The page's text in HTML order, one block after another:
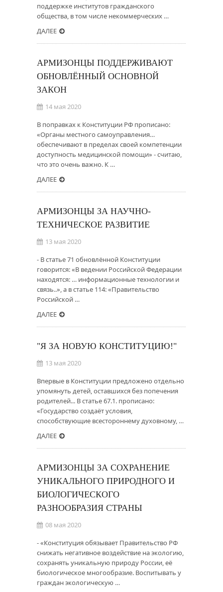
поддержке институтов гражданского
общества, в том числе некоммерческих …
ДАЛЕЕ
АРМИЗОНЦЫ ПОДДЕРЖИВАЮТ
ОБНОВЛЁННЫЙ ОСНОВНОЙ
ЗАКОН
14 мая 2020
В поправках к Конституции РФ прописано:
«Органы местного самоуправления…
обеспечивают в пределах своей компетенции
доступность медицинской помощи» - считаю,
что это очень важно. К …
ДАЛЕЕ
АРМИЗОНЦЫ ЗА НАУЧНО-
ТЕХНИЧЕСКОЕ РАЗВИТИЕ
13 мая 2020
- В статье 71 обновлённой Конституции
говорится: «В ведении Российской Федерации
находятся: … информационные технологии и
связь..», а в статье 114: «Правительство
Российской …
ДАЛЕЕ
"Я ЗА НОВУЮ КОНСТИТУЦИЮ!"
13 мая 2020
Впервые в Конституции предложено отдельно
упомянуть детей, оставшихся без попечения
родителей... В статье 67.1. прописано:
«Государство создаёт условия,
способствующие всестороннему духовному, …
ДАЛЕЕ
АРМИЗОНЦЫ ЗА СОХРАНЕНИЕ
УНИКАЛЬНОГО ПРИРОДНОГО И
БИОЛОГИЧЕСКОГО
РАЗНООБРАЗИЯ СТРАНЫ
08 мая 2020
- «Конституция обязывает Правительство РФ
снижать негативное воздействие на экологию,
сохранять уникальную природу России, её
биологическое многообразие. Воспитывать у
граждан экологическую …